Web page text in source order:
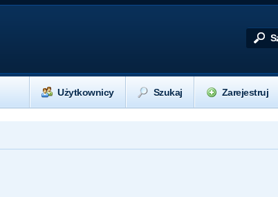
Zarejestruj
Szukaj
Użytkownicy